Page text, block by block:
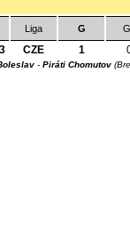
Liga G
CZE 1
- Piráti Chomutov